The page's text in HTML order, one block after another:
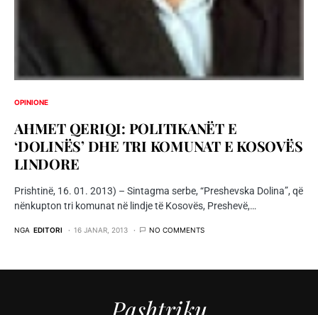
OPINIONE
AHMET QERIQI: POLITIKANËT E
‘DOLINËS’ DHE TRI KOMUNAT E KOSOVËS
LINDORE
Prishtinë, 16. 01. 2013) – Sintagma serbe, “Preshevska Dolina”, që
nënkupton tri komunat në lindje të Kosovës, Preshevë,…
NGA EDITORI 16 JANAR, 2013 NO COMMENTS